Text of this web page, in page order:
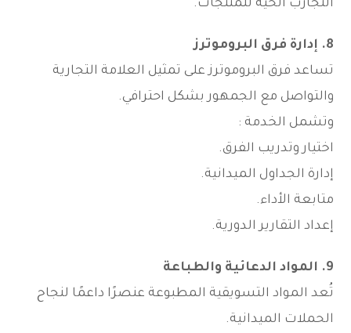
التجارب الحية للمنتجات.
8. إدارة فرق البروموترز
تساعد فرق البروموترز على تمثيل العلامة التجارية
والتواصل مع الجمهور بشكل احترافي.
وتشمل الخدمة :
اختيار وتدريب الفرق.
إدارة الجداول الميدانية.
متابعة الأداء.
إعداد التقارير الدورية.
9. المواد الدعائية والطباعة
تُعد المواد التسويقية المطبوعة عنصرًا داعمًا لنجاح
الحملات الميدانية.